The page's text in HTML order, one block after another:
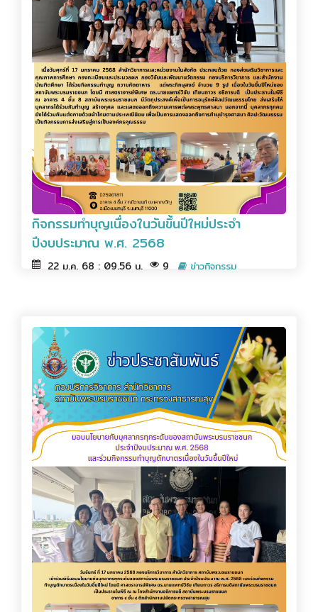
กิจกรรมทำบุญเนื่องในวันขึ้นปีใหม่ประจำ
ปีงบประมาณ พ.ศ. 2568
22 ม.ค. 68 : 09.56 น. 9 ข่าวกิจกรรม